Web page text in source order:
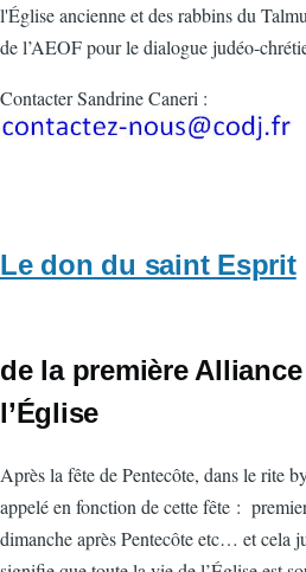
l'Église ancienne et des rabbins du
de l’AEOF pour le dialogue judéo-
Contacter Sandrine Caneri :
Le don du saint Esprit
de la première
l’Église
Après la fête de Pentecôte, dans le rite
appelé en fonction de cette fête :
dimanche après Pentecôte etc… et cela